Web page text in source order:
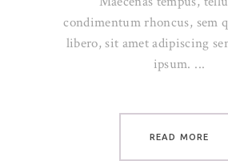
condimentum rhoncus, sem
libero, sit amet adipiscing
ipsum.
READ MORE